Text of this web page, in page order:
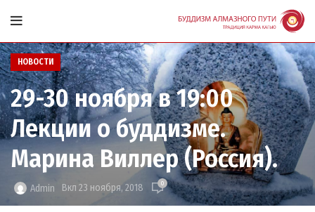
НОВОСТИ
29-30 ноября в 19:00
Лекции о буддизме.
Марина Виллер (Россия).
Admin Вкл 23 ноября, 2018 0